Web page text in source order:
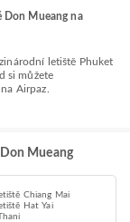
Don Mueang na
si můžete
Airpaz.
Mueang
Chiang Mai
Hat Yai